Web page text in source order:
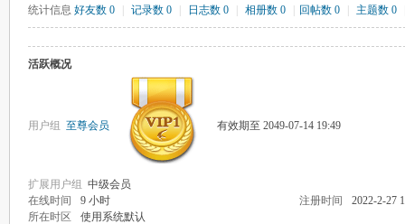
统计信息 好友数 0 记录数 0 日志数 0 相册数 0 回帖数 0 主题数 0
活跃概况
用户组 至尊会员 有效期至 2049-07-14 19:49
扩展用户组 中级会员
在线时间
9 小时 注册时间
2022-2-27
所在时区
使用系统默认